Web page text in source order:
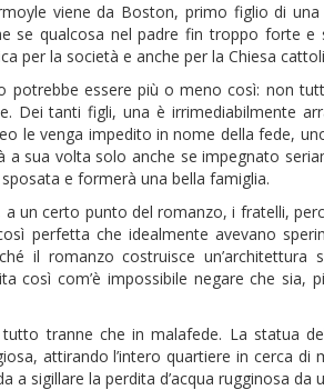
viene da Boston, primo figlio di
se qualcosa nel padre fin troppo forte
per la società e anche per la Chiesa
potrebbe essere più o meno così: non
Dei tanti figli, una è irrimediabilmente
le venga impedito in nome della fede,
a sua volta solo anche se impegnato
e formerà una bella famiglia.
a un certo punto del romanzo, i fratelli,
perfetta che idealmente avevano
il romanzo costruisce
così com’è impossibile negare che sia,
tranne che in malafede. La statua
attirando l’intero quartiere in cerca
a sigillare la perdita d’acqua rugginosa